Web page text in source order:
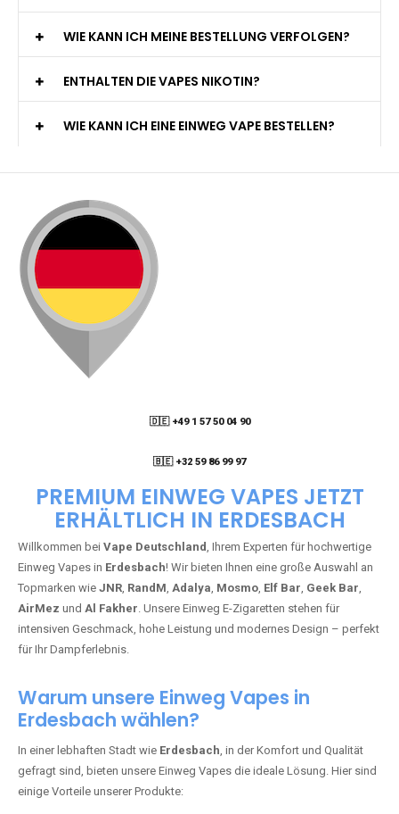
WIE KANN ICH MEINE BESTELLUNG VERFOLGEN?
ENTHALTEN DIE VAPES NIKOTIN?
WIE KANN ICH EINE EINWEG VAPE BESTELLEN?
🇩🇪 +49 1 57 50 04 90
🇧🇪 +32 59 86 99 97
PREMIUM EINWEG VAPES JETZT
ERHÄLTLICH IN ERDESBACH
Willkommen bei Vape Deutschland, Ihrem Experten für hochwertige
Einweg Vapes in Erdesbach! Wir bieten Ihnen eine große Auswahl an
Topmarken wie JNR, RandM, Adalya, Mosmo, Elf Bar, Geek Bar,
AirMez und Al Fakher. Unsere Einweg E-Zigaretten stehen für
intensiven Geschmack, hohe Leistung und modernes Design – perfekt
für Ihr Dampferlebnis.
Warum unsere Einweg Vapes in
Erdesbach wählen?
In einer lebhaften Stadt wie Erdesbach, in der Komfort und Qualität
gefragt sind, bieten unsere Einweg Vapes die ideale Lösung. Hier sind
einige Vorteile unserer Produkte: